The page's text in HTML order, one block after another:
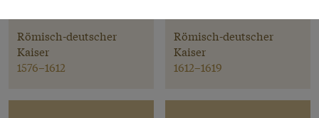
Römisch-deutscher
Kaiser
1576–1612
Römisch-deutscher
Kaiser
1612–1619